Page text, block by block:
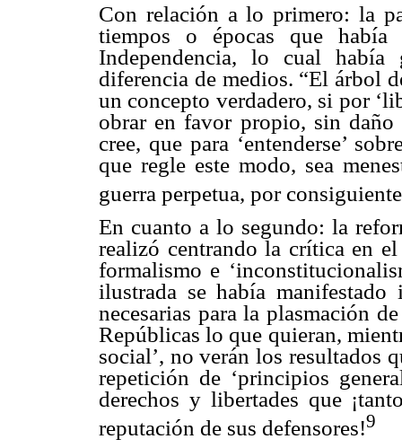
Con relación a lo primero: la
tiempos o épocas que
Independencia, lo cual había
diferencia de medios. “El árbol
un concepto verdadero, si por
obrar en favor propio, sin
cree, que para ‘entenderse’
que regle este modo, sea
guerra perpetua, por
En cuanto a lo segundo: la
realizó centrando la crítica en
formalismo e
ilustrada se había manifestado
necesarias para la plasmación
Repúblicas lo que quieran,
social’, no verán los resultados
repetición de ‘principios
derechos y libertades que
reputación de sus defensores!9